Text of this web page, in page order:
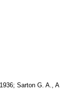
Sarton G. A., A